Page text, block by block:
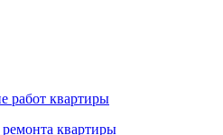
работ квартиры
квартиры